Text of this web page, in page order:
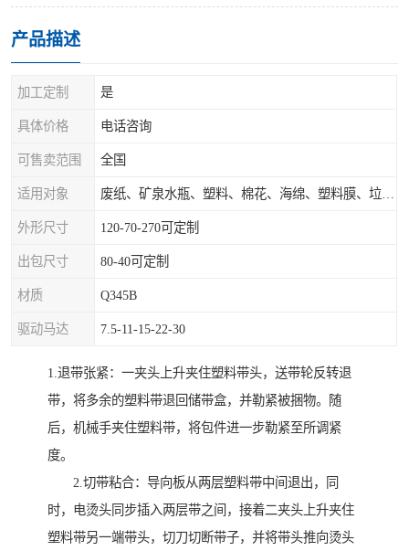
产品描述
加工定制 是
具体价格 电话咨询
可售卖范围 全国
适用对象
外形尺寸 120-70-270可定制
出包尺寸 80-40可定制
材质 Q345B
驱动马达 7.5-11-15-22-30
1.退带张紧：一夹头上升夹住塑料带头，送带轮反转退
带，将多余的塑料带退回储带盒，并勒紧被捆物。随
后，机械手夹住塑料带，将包件进一步勒紧至所调紧
度。
2.切带粘合：导向板从两层塑料带中间退出，同
时，电烫头同步插入两层带之间，接着二夹头上升夹住
塑料带另一端带头，切刀切断带子，并将带头推向烫头